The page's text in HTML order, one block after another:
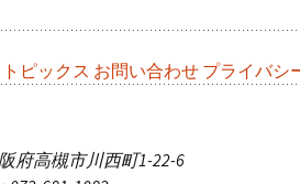
トピックス お問い合わせ プライバシ
府高槻市川西町1-22-6